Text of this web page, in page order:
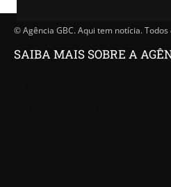
© Agência GBC. Aqui tem notícia.
SAIBA MAIS SOBRE A